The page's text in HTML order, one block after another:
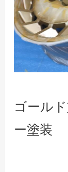
ゴール
ー塗装